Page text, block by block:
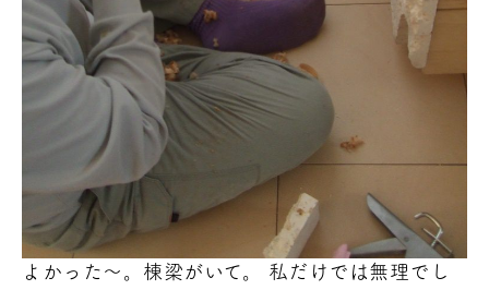
よかった～。棟梁がいて。 私だけでは無理でし